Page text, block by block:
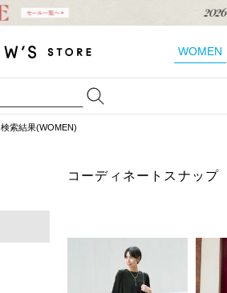
WOMEN
検索結果(WOMEN)
コーディネートスナップ